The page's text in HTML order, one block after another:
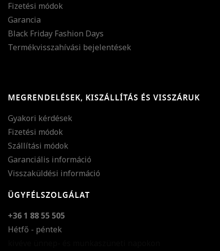
Fizetési módok
Garancia
Black Friday Fashion Days
Termékvisszahívási bejelentések
MEGRENDELÉSEK, KISZÁLLÍTÁS ÉS VISSZÁRUK
Gyakori kérdések
Fizetési módok
Szállítási módok
Garanciális információ
Visszaküldési információ
ÜGYFÉLSZOLGÁLAT
+36 1 88 55 505
Hétfő - péntek